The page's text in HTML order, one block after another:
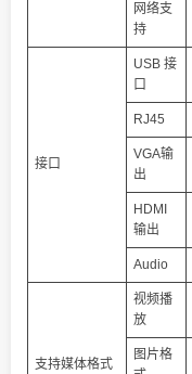
网络支
持
接口
USB 接
口
RJ45
VGA输
出
HDMI
输出
Audio
支持媒体格式
视频播
放
图片格